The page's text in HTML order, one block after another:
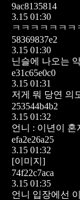
9ac8135814
3.15 01:30
ㅋㅋㅋㅋㅋㅋㅋ
58369837e2
3.15 01:30
닌슬에 나오는
e31c65e0c0
3.15 01:31
저게 뭐 당연 의
253544b4b2
3.15 01:32
언니 : 이년이 혼
efa2e26a25
3.15 01:32
[이미지]
74f22c7aca
3.15 01:35
언니 입장에선